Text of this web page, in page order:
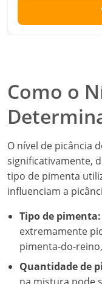
Como o
O nível de picância
significativamente,
tipo de pimenta
influenciam a
Tipo de pimenta:
extremamente
pimenta-do-
Quantidade de